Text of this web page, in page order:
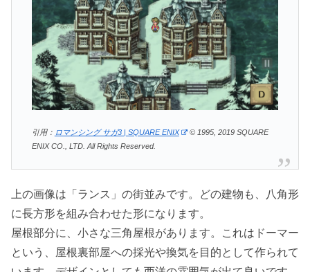
引用： ロマンシング サガ3 | SQUARE ENIX
© 1995, 2019 SQUARE
ENIX CO., LTD. All Rights Reserved.
上の画像は「ランス」の街並みです。どの建物も、八角形
に長方形を組み合わせた形になります。
屋根部分に、小さな三角屋根があります。これはドーマー
という、屋根裏部屋への採光や換気を目的として作られて